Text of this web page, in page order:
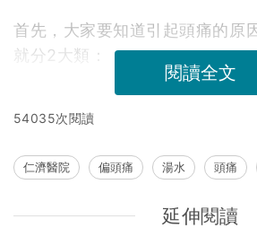
首先，大家要知道引起頭痛的原
就分2大類：
閱讀全文
54035次閱讀
仁濟醫院 偏頭痛 湯水 頭痛
延伸閱讀